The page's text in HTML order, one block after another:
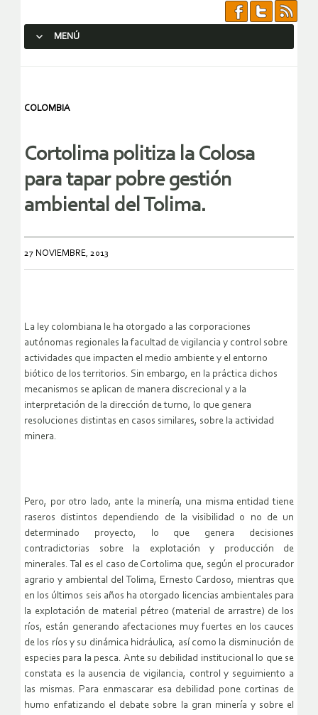
MENÚ
COLOMBIA
Cortolima politiza la Colosa
para tapar pobre gestión
ambiental del Tolima.
27 NOVIEMBRE, 2013
La ley colombiana le ha otorgado a las corporaciones
autónomas regionales la facultad de vigilancia y control sobre
actividades que impacten el medio ambiente y el entorno
biótico de los territorios. Sin embargo, en la práctica dichos
mecanismos se aplican de manera discrecional y a la
interpretación de la dirección de turno, lo que genera
resoluciones distintas en casos similares, sobre la actividad
minera.
Pero, por otro lado, ante la minería, una misma entidad tiene
raseros distintos dependiendo de la visibilidad o no de un
determinado proyecto, lo que genera decisiones
contradictorias sobre la explotación y producción de
minerales. Tal es el caso de Cortolima que, según el procurador
agrario y ambiental del Tolima, Ernesto Cardoso, mientras que
en los últimos seis años ha otorgado licencias ambientales para
la explotación de material pétreo (material de arrastre) de los
ríos, están generando afectaciones muy fuertes en los cauces
de los ríos y su dinámica hidráulica, así como la disminución de
especies para la pesca. Ante su debilidad institucional lo que se
constata es la ausencia de vigilancia, control y seguimiento a
las mismas. Para enmascarar esa debilidad pone cortinas de
humo enfatizando el debate sobre la gran minería y sobre el